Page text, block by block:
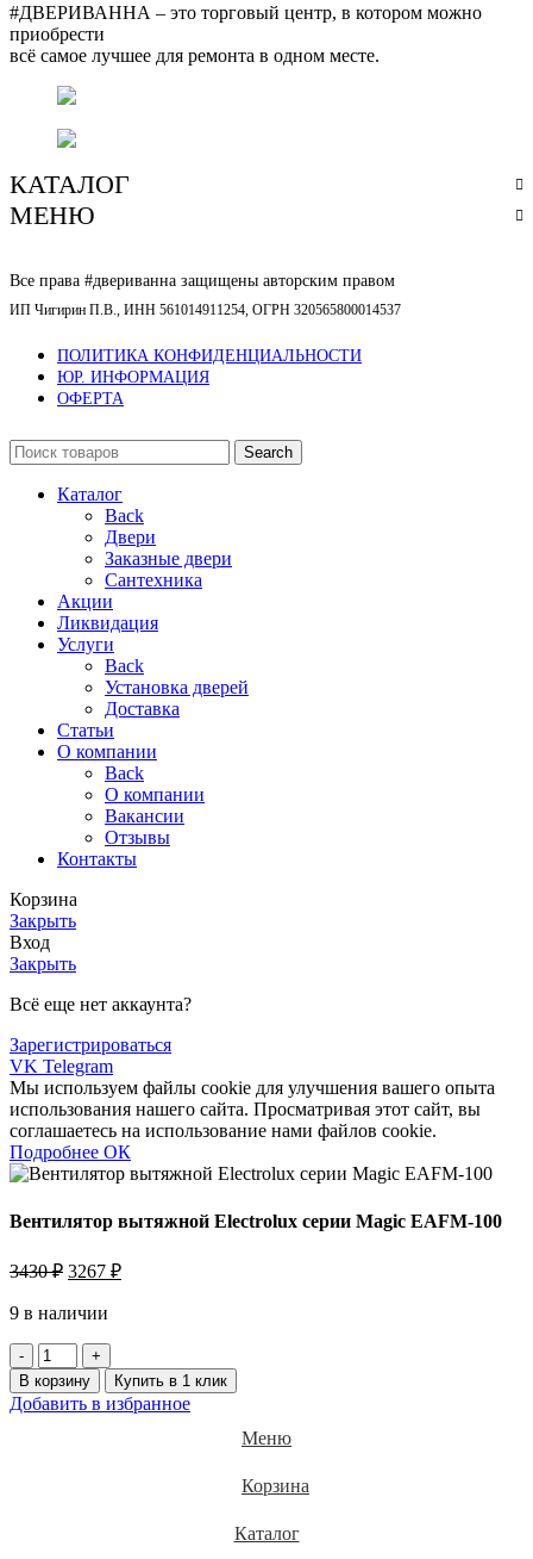
#ДВЕРИВАННА – это торговый центр, в котором можно
приобрести
всё самое лучшее для ремонта в одном месте.
КАТАЛОГ
МЕНЮ
Все права #двериванна защищены авторским правом
ИП Чигирин П.В., ИНН 561014911254, ОГРН 320565800014537
ПОЛИТИКА КОНФИДЕНЦИАЛЬНОСТИ
ЮР. ИНФОРМАЦИЯ
ОФЕРТА
Search
Каталог
Back
Двери
Заказные двери
Сантехника
Акции
Ликвидация
Услуги
Back
Установка дверей
Доставка
Статьи
О компании
Back
О компании
Вакансии
Отзывы
Контакты
Корзина
Закрыть
Вход
Закрыть
Всё еще нет аккаунта?
Зарегистрироваться
VK Telegram
Мы используем файлы cookie для улучшения вашего опыта
использования нашего сайта. Просматривая этот сайт, вы
соглашаетесь на использование нами файлов cookie.
Подробнее Подробнее
ОК
Вентилятор вытяжной Electrolux серии Magic EAFM-100
3430₽ Первоначальная
составляла
3267 ₽Текущая
9 в наличии
Количество
товара
Вентилятор
вытяжной
В корзину Купить в 1 клик
Добавить в избранное
Меню
Корзина
Каталог